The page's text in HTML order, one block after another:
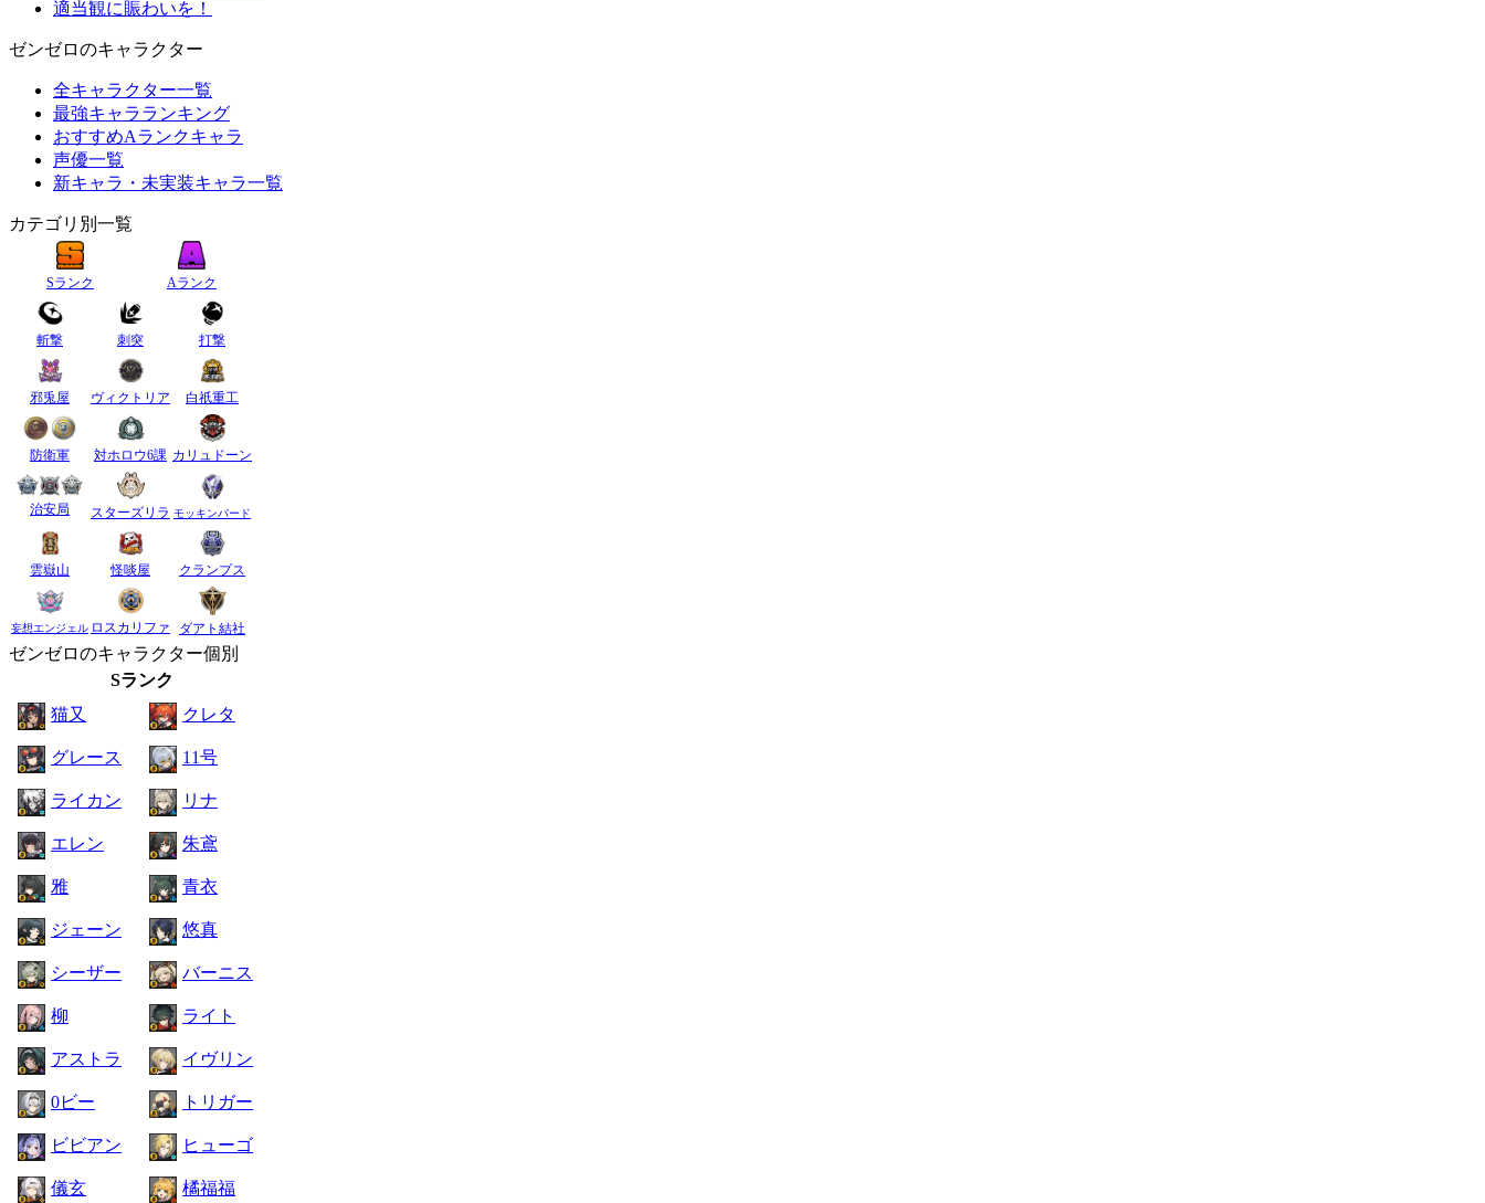
適当観に賑わいを！
ゼンゼロのキャラクター
全キャラクター一覧
最強キャラランキング
おすすめAランクキャラ
声優一覧
新キャラ・未実装キャラ一覧
カテゴリ別一覧
Sランク Aランク
斬撃 刺突 打撃
邪兎屋 ヴィクトリア 白祇重工
防衛軍 対ホロウ6課 カリュドーン
治安局 スターズリラ モッキンバード
雲嶽山 怪啖屋 クランプス
妄想エンジェル ロスカリファ ダアト結社
ゼンゼロのキャラクター個別
Sランク
猫又
クレタ
グレース 11号
ライカン リナ
エレン 朱鳶
雅 青衣
ジェーン 悠真
シーザー バーニス
柳 ライト
アストラ イヴリン
0ビー トリガー
ビビアン ヒューゴ
儀玄 橘福福